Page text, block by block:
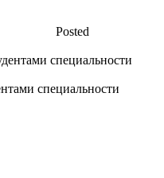
Posted
специальности